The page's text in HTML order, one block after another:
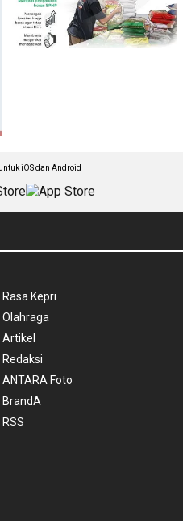
iOS dan Android
Rasa Kepri
Olahraga
Artikel
Redaksi
ANTARA Foto
BrandA
RSS